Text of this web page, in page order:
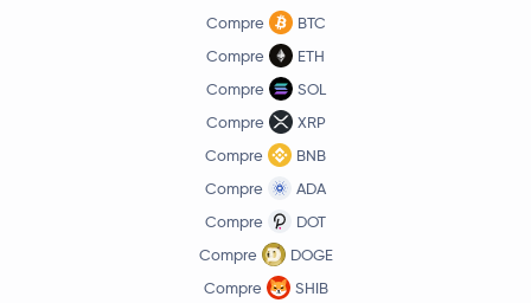
Compre
BTC
Compre
ETH
Compre
SOL
Compre
XRP
Compre
BNB
Compre
ADA
Compre
DOT
Compre
DOGE
Compre
SHIB